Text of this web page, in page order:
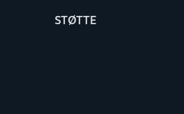
STØTTE